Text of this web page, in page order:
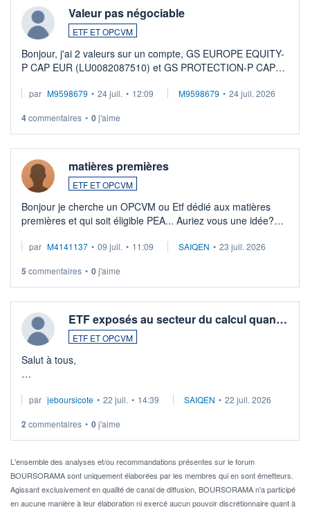
Valeur pas négociable
ETF ET OPCVM
Bonjour, j'ai 2 valeurs sur un compte, GS EUROPE EQUITY-
P CAP EUR (LU0082087510) et GS PROTECTION-P CAP
veux procéder à la vente, on me signale ...
par M9598679 • 24 juil. • 12:09 M9598679 • 24 juil. 2026
4commentaires • 0j'aime
matières premières
ETF ET OPCVM
Bonjour je cherche un OPCVM ou Etf dédié aux matières
premières et qui soit éligible PEA... Auriez vous une idée?
par M4141137 • 09 juil. • 11:09 SAIQEN • 23 juil. 2026
5 commentaires • 0j'aime
ETF exposés au secteur du calcul quan…
ETF ET OPCVM
Salut à tous,
via un ETF plutôt que des actions individuelles.
Idéalement, je voudrais qu'il soit éligible au PEA.
Pour l' ...
par jeboursicote • 22 juil. • 14:39 SAIQEN • 22 juil. 2026
2 commentaires • 0j'aime
L'ensemble des analyses et/ou recommandations présentes sur le forum
BOURSORAMA sont uniquement élaborées par les membres qui en sont émetteurs.
Agissant exclusivement en qualité de canal de diffusion, BOURSORAMA n'a participé
en aucune manière à leur élaboration ni exercé aucun pouvoir discrétionnaire quant à